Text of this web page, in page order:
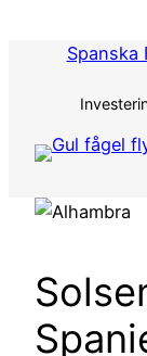
Spanska